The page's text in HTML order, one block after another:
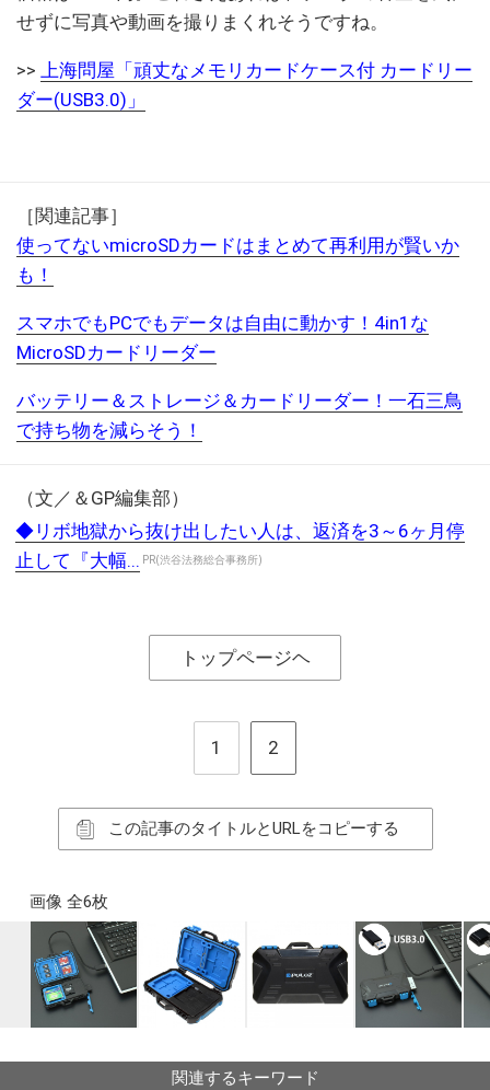
せずに写真や動画を撮りまくれそうですね。
>>
上海問屋「頑丈なメモリカードケース付 カードリー
ダー(USB3.0)」
［関連記事］
使ってないmicroSDカードはまとめて再利用が賢いか
も！
スマホでもPCでもデータは自由に動かす！4in1な
MicroSDカードリーダー
バッテリー＆ストレージ＆カードリーダー！一石三鳥
で持ち物を減らそう！
（文／＆GP編集部）
◆リボ地獄から抜け出したい人は、返済を3～6ヶ月停
止して『大幅... PR(渋谷法務総合事務所)
トップページヘ
1 2
この記事のタイトルとURLをコピーする
画像 全6枚
関連するキーワード